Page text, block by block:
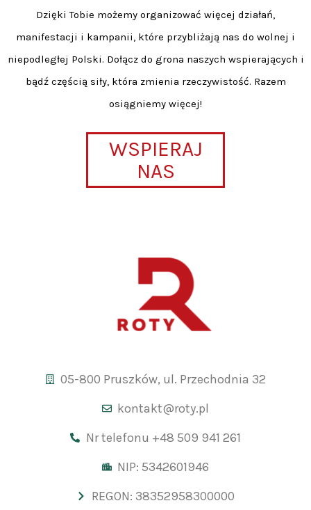
Dzięki Tobie możemy organizować więcej działań,
manifestacji i kampanii, które przybliżają nas do wolnej i
niepodległej Polski. Dołącz do grona naszych wspierających i
bądź częścią siły, która zmienia rzeczywistość. Razem
osiągniemy więcej!
WSPIERAJ
NAS
05-800 Pruszków, ul. Przechodnia 32
kontakt@roty.pl
Nr telefonu +48 509 941 261
NIP: 5342601946
REGON: 38352958300000